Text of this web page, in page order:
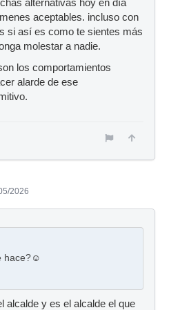
alternativas hoy en día
aceptables. incluso con
si así es como te sientes más
molestar a nadie.
los comportamientos
alarde de ese
2026
hace?☺️
alcalde y es el alcalde el que